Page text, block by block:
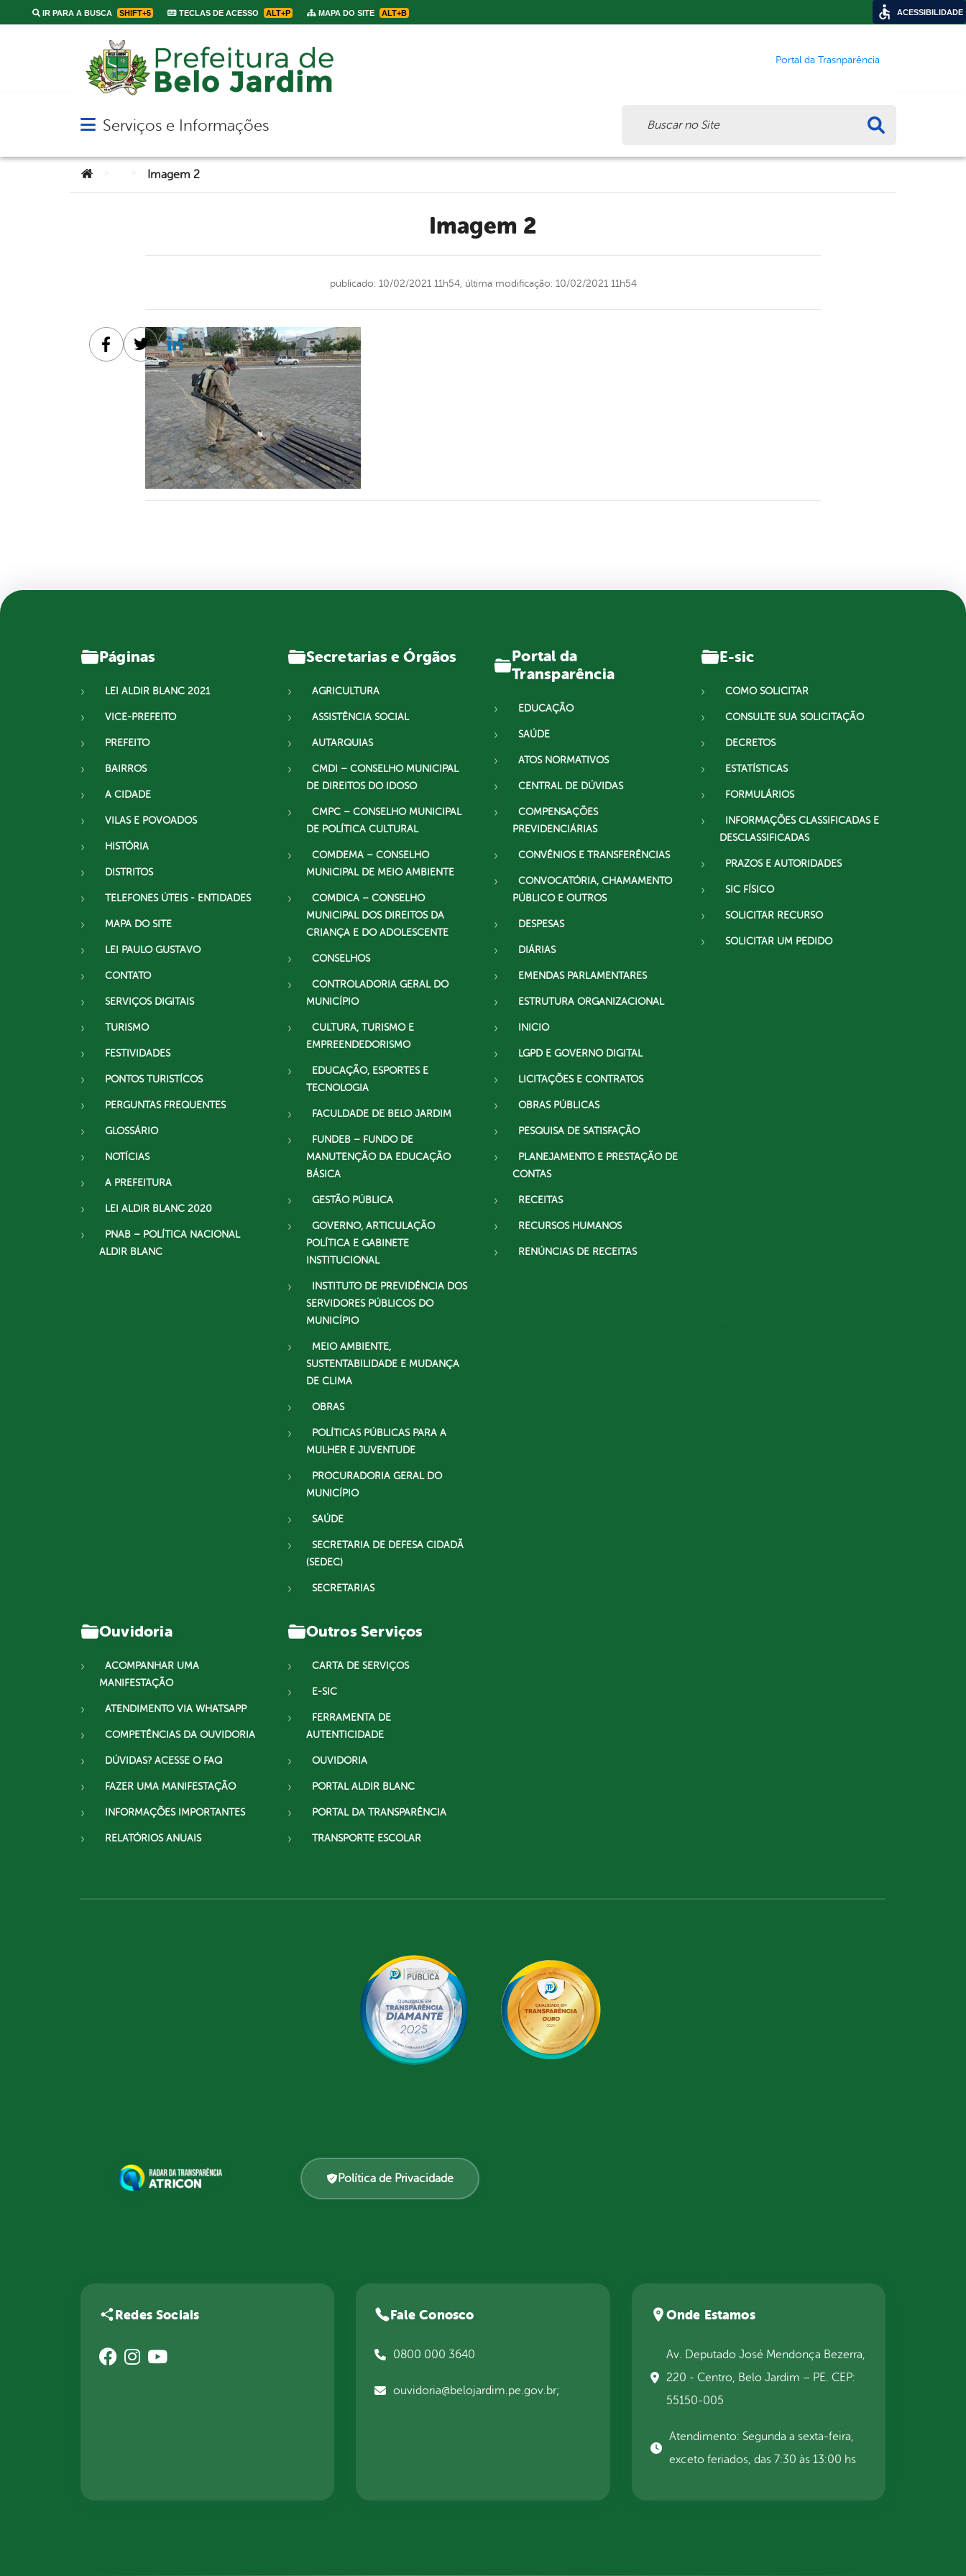
IR PARA A BUSCA SHIFT+5 TECLAS DE ACESSO ALT+P MAPA DO SITE ALT+B
Portal da Trasnparência
Abrir menu principal de navegação
Serviços e Informações
Você está aqui:Imagem 2
Imagem 2
publicado: 10/02/2021 11h54, última modificação: 10/02/2021 11h54
Facebook
TwitterLinkedin
Páginas
LEI ALDIR BLANC 2021
VICE-PREFEITO
PREFEITO
BAIRROS
A CIDADE
VILAS E POVOADOS
HISTÓRIA
DISTRITOS
TELEFONES ÚTEIS - ENTIDADES
MAPA DO SITE
LEI PAULO GUSTAVO
CONTATO
SERVIÇOS DIGITAIS
TURISMO
FESTIVIDADES
PONTOS TURISTÍCOS
PERGUNTAS FREQUENTES
GLOSSÁRIO
NOTÍCIAS
A PREFEITURA
LEI ALDIR BLANC 2020
PNAB – POLÍTICA NACIONAL
ALDIR BLANC
Secretarias e Órgãos
AGRICULTURA
ASSISTÊNCIA SOCIAL
AUTARQUIAS
CMDI – CONSELHO MUNICIPAL
DE DIREITOS DO IDOSO
CMPC – CONSELHO MUNICIPAL
DE POLÍTICA CULTURAL
COMDEMA – CONSELHO
MUNICIPAL DE MEIO AMBIENTE
COMDICA – CONSELHO
MUNICIPAL DOS DIREITOS DA
CRIANÇA E DO ADOLESCENTE
CONSELHOS
CONTROLADORIA GERAL DO
MUNICÍPIO
CULTURA, TURISMO E
EMPREENDEDORISMO
EDUCAÇÃO, ESPORTES E
TECNOLOGIA
FACULDADE DE BELO JARDIM
FUNDEB – FUNDO DE
MANUTENÇÃO DA EDUCAÇÃO
BÁSICA
GESTÃO PÚBLICA
GOVERNO, ARTICULAÇÃO
POLÍTICA E GABINETE
INSTITUCIONAL
INSTITUTO DE PREVIDÊNCIA DOS
SERVIDORES PÚBLICOS DO
MUNICÍPIO
MEIO AMBIENTE,
SUSTENTABILIDADE E MUDANÇA
DE CLIMA
OBRAS
POLÍTICAS PÚBLICAS PARA A
MULHER E JUVENTUDE
PROCURADORIA GERAL DO
MUNICÍPIO
SAÚDE
SECRETARIA DE DEFESA CIDADÃ
(SEDEC)
SECRETARIAS
Portal da
Transparência
EDUCAÇÃO
SAÚDE
ATOS NORMATIVOS
CENTRAL DE DÚVIDAS
COMPENSAÇÕES
PREVIDENCIÁRIAS
CONVÊNIOS E TRANSFERÊNCIAS
CONVOCATÓRIA, CHAMAMENTO
PÚBLICO E OUTROS
DESPESAS
DIÁRIAS
EMENDAS PARLAMENTARES
ESTRUTURA ORGANIZACIONAL
INICIO
LGPD E GOVERNO DIGITAL
LICITAÇÕES E CONTRATOS
OBRAS PÚBLICAS
PESQUISA DE SATISFAÇÃO
PLANEJAMENTO E PRESTAÇÃO DE
CONTAS
RECEITAS
RECURSOS HUMANOS
RENÚNCIAS DE RECEITAS
E-sic
COMO SOLICITAR
CONSULTE SUA SOLICITAÇÃO
DECRETOS
ESTATÍSTICAS
FORMULÁRIOS
INFORMAÇÕES CLASSIFICADAS E
DESCLASSIFICADAS
PRAZOS E AUTORIDADES
SIC FÍSICO
SOLICITAR RECURSO
SOLICITAR UM PEDIDO
Ouvidoria
ACOMPANHAR UMA
MANIFESTAÇÃO
ATENDIMENTO VIA WHATSAPP
COMPETÊNCIAS DA OUVIDORIA
DÚVIDAS? ACESSE O FAQ
FAZER UMA MANIFESTAÇÃO
INFORMAÇÕES IMPORTANTES
RELATÓRIOS ANUAIS
Outros Serviços
CARTA DE SERVIÇOS
E-SIC
FERRAMENTA DE
AUTENTICIDADE
OUVIDORIA
PORTAL ALDIR BLANC
PORTAL DA TRANSPARÊNCIA
TRANSPORTE ESCOLAR
Política de Privacidade
Redes Sociais Fale Conosco
0800 000 3640
ouvidoria@belojardim.pe.gov.br;
Onde Estamos
Av. Deputado José Mendonça Bezerra,
220 - Centro, Belo Jardim – PE. CEP:
55150-005
Atendimento: Segunda a sexta-feira,
exceto feriados, das 7:30 às 13:00 hs
ACESSIBILIDADE